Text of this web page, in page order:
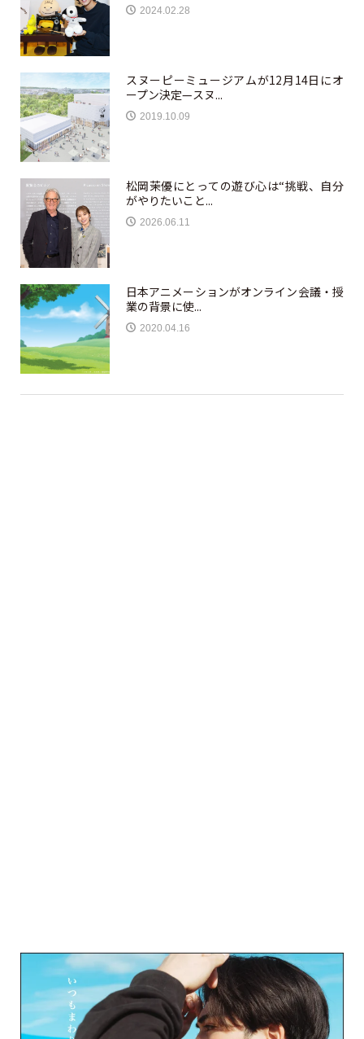
2024.02.28
スヌーピーミュージアムが12月14日にオ
ープン決定—スヌ...
2019.10.09
松岡茉優にとっての遊び心は“挑戦、自分
がやりたいこと...
2026.06.11
日本アニメーションがオンライン会議・授
業の背景に使...
2020.04.16